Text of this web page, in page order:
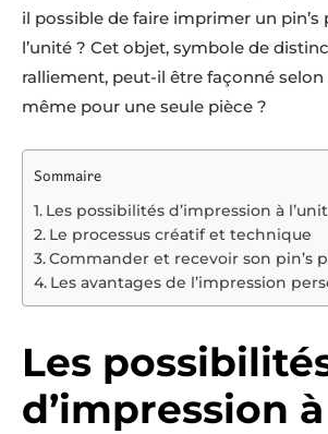
il possible de faire imprimer un pin’s
l’unité ? Cet objet, symbole de
ralliement, peut-il être façonné selon
même pour une seule pièce ?
Sommaire
Les possibilités d’impression à
Le processus créatif et technique
Commander et recevoir son pin’s
Les avantages de l’impression
Les
d’impression